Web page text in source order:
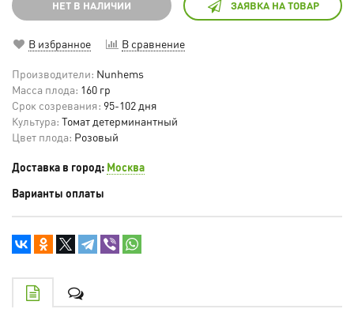
НЕТ В НАЛИЧИИ ЗАЯВКА НА ТОВАР
В избранное В сравнение
Производители: Nunhems
Масса плода: 160 гр
Срок созревания: 95-102 дня
Культура: Томат детерминантный
Цвет плода: Розовый
Доставка в город: Москва
Варианты оплаты